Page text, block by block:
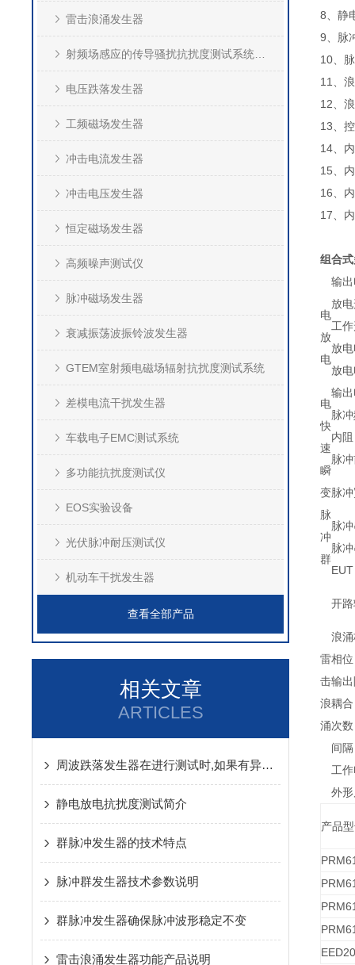
雷击浪涌发生器
电压跌落发生器
工频磁场发生器
冲击电流发生器
冲击电压发生器
恒定磁场发生器
高频噪声测试仪
脉冲磁场发生器
衰减振荡波振铃波发生器
GTEM室射频电磁场辐射抗扰度测试系统
差模电流干扰发生器
车载电子EMC测试系统
多功能抗扰度测试仪
EOS实验设备
光伏脉冲耐压测试仪
机动车干扰发生器
查看全部产品
相关文章
ARTICLES
周波跌落发生器在进行测试时,如果有异常情况出现应该怎么办
静电放电抗扰度测试简介
群脉冲发生器的技术特点
脉冲群发生器技术参数说明
群脉冲发生器确保脉冲波形稳定不变
雷击浪涌发生器功能产品说明
8、静
9、脉
10、
11、
12、
13、
14、
15、
16、
17、
组合
电
放
电
输
放
工
放
放
电
快
速
瞬
变
脉
冲
群
输
脉
内阻
脉
脉
脉
脉
雷
击
浪
涌
开
浪
相位
输
耦
次数
间隔
工
外
产品